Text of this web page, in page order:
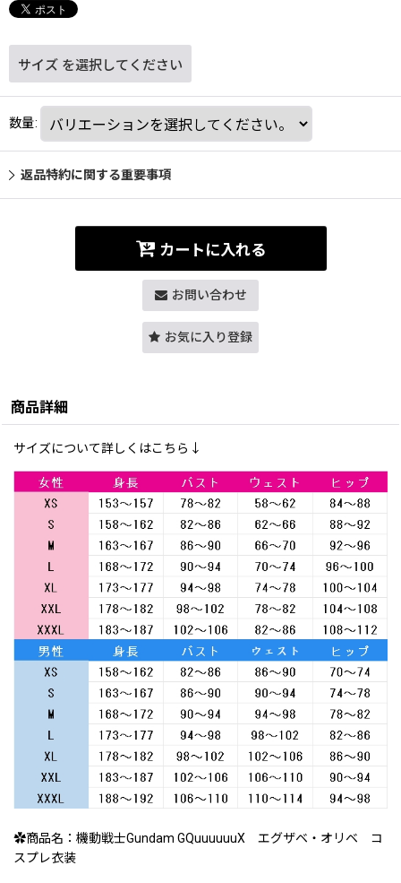
サイズ を選択してください
数量:
返品特約に関する重要事項
カートに入れる
お問い合わせ
お気に入り登録
商品詳細
サイズについて詳しくはこちら↓
✿商品名：機動戦士Gundam GQuuuuuuX エグザベ・オリベ コ
スプレ衣装